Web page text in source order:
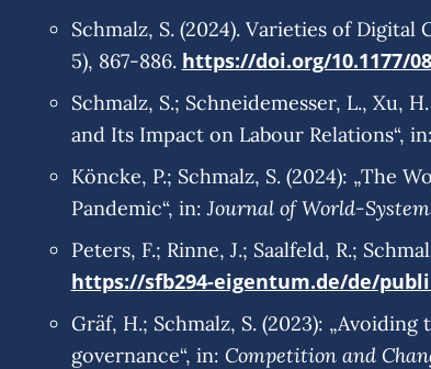
Schmalz, S. (2024). Varieties of
5), 867-886. https://doi.org/10.1177/
Schmalz, S.; Schneidemesser, L., Xu,
and Its Impact on Labour Relations“, in:
Köncke, P.; Schmalz, S. (2024): „The
Pandemic“, in:Journal of World-
Peters, F.; Rinne, J.; Saalfeld, R.;
https://sfb294-eigentum.de/de/
Gräf, H.; Schmalz, S. (2023):
governance“, in: Competition and